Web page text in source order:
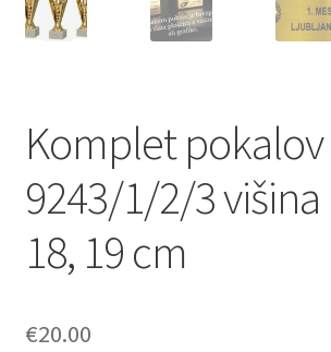
Komplet pokalov
9243/1/2/3 višina
18, 19 cm
€20.00